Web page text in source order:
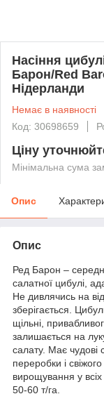
Насіння
Барон/Red
Нідерланди
Немає в наявності
Код: 30698659
Ціну
Мінімальна сума
Опис
Опис
Ред Барон –
салатної цибулі,
Не дивлячись на
зберігається.
щільні,
залишається на
салату. Має чудові
переробки і
вирощування у
50-60 т/га.